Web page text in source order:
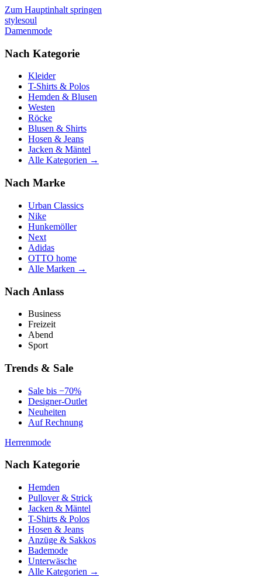
Zum Hauptinhalt springen
stylesoul
Damenmode
Nach Kategorie
Kleider
T-Shirts & Polos
Hemden & Blusen
Westen
Röcke
Blusen & Shirts
Hosen & Jeans
Jacken & Mäntel
Alle Kategorien →
Nach Marke
Urban Classics
Nike
Hunkemöller
Next
Adidas
OTTO home
Alle Marken →
Nach Anlass
Business
Freizeit
Abend
Sport
Trends & Sale
Sale bis −70%
Designer-Outlet
Neuheiten
Auf Rechnung
Herrenmode
Nach Kategorie
Hemden
Pullover & Strick
Jacken & Mäntel
T-Shirts & Polos
Hosen & Jeans
Anzüge & Sakkos
Bademode
Unterwäsche
Alle Kategorien →